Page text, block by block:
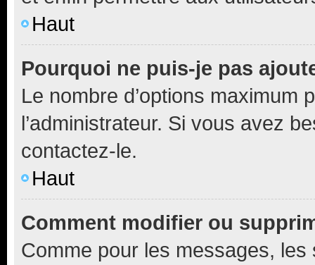
Haut
Pourquoi ne puis-je pas
Le nombre d’options maximum
l’administrateur. Si vous avez
contactez-le.
Haut
Comment modifier ou
Comme pour les messages,